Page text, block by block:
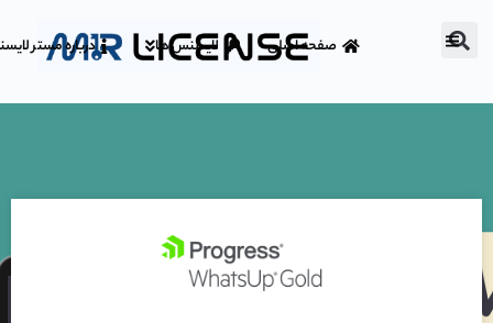
صفحه اصلی لایسنس ها درباره مستر